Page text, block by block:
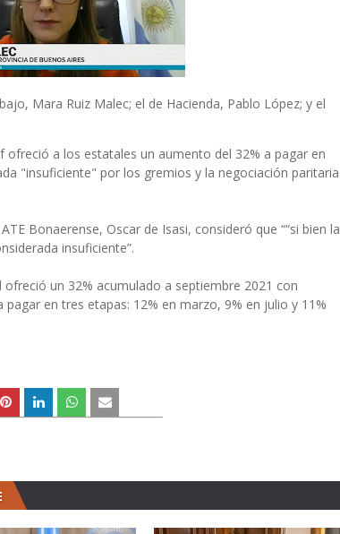
Mara Ruiz Malec; el de Hacienda, Pablo López; y el
ofreció a los estatales un aumento del 32% a pagar en
"insuficiente" por los gremios y la negociación paritaria
Bonaerense, Oscar de Isasi, consideró que ““si bien la
insuficiente”.
un 32% acumulado a septiembre 2021 con
en tres etapas: 12% en marzo, 9% en julio y 11%